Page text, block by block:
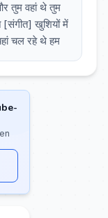
तुम वहां थे तुम
[संगीत] खुशियों में
चल रहे थे हम